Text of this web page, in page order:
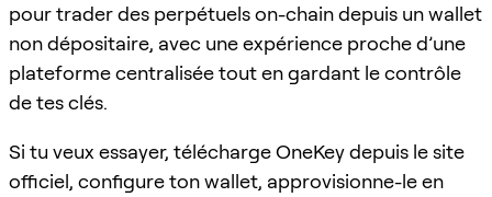
pour trader des perpétuels on-chain depuis un wallet
non dépositaire, avec une expérience proche d’une
plateforme centralisée tout en gardant le contrôle
de tes clés.
Si tu veux essayer, télécharge OneKey depuis le site
officiel, configure ton wallet, approvisionne-le en